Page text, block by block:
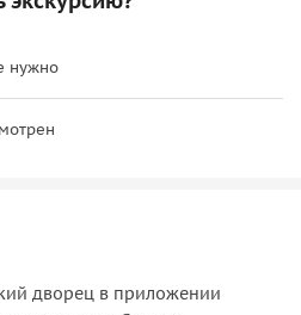
нужно
дворец в приложении